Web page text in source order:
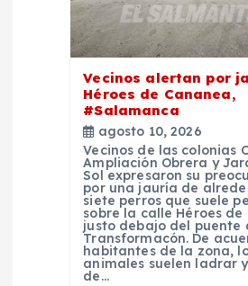
Vecinos alertan por
Héroes de Cananea,
#Salamanca
agosto 10, 2026
Vecinos de las colonias
Ampliación Obrera y
Sol expresaron su
por una jauría de
siete perros que suele
sobre la calle Héroes de
justo debajo del puente
Transformacón. De
habitantes de la zona,
animales suelen ladrar
de…